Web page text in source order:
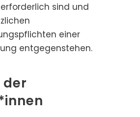
sind und
einer
entgegenstehen.
der